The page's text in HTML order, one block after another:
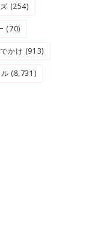
(254)
(70)
かけ (913)
(8,731)